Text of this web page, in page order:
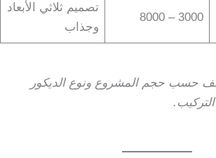
3000 – 8000
تصميم ثلاثي الأبعاد
وجذاب
حسب حجم المشروع ونوع الديكور